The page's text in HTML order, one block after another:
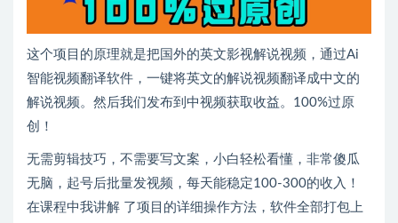
这个项目的原理就是把国外的英文影视解说视频，通过Ai
智能视频翻译软件，一键将英文的解说视频翻译成中文的
解说视频。然后我们发布到中视频获取收益。100%过原
创！
无需剪辑技巧，不需要写文案，小白轻松看懂，非常傻瓜
无脑，起号后批量发视频，每天能稳定100-300的收入！
在课程中我讲解 了项目的详细操作方法，软件全部打包上